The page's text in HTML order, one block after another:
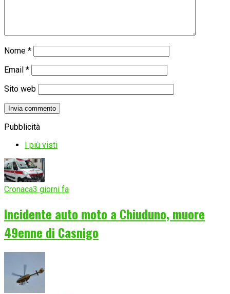
Nome *
Email *
Sito web
Pubblicità
I più visti
Cronaca3 giorni fa
Incidente auto moto a Chiuduno, muore
49enne di Casnigo